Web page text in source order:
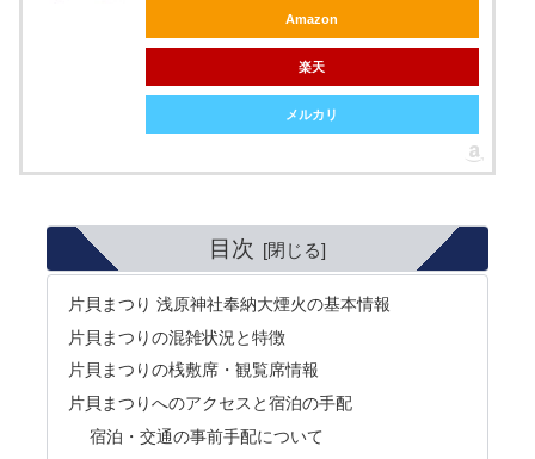
Amazon
楽天
メルカリ
目次
片貝まつり 浅原神社奉納大煙火の基本情報
片貝まつりの混雑状況と特徴
片貝まつりの桟敷席・観覧席情報
片貝まつりへのアクセスと宿泊の手配
宿泊・交通の事前手配について